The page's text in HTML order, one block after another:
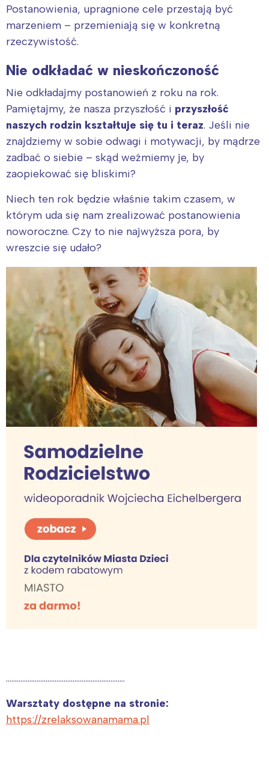
Postanowienia, upragnione cele przestają być
marzeniem – przemieniają się w konkretną
rzeczywistość.
Nie odkładać w nieskończoność
Nie odkładajmy postanowień z roku na rok.
Pamiętajmy, że nasza przyszłość i przyszłość
naszych rodzin kształtuje się tu i teraz. Jeśli nie
znajdziemy w sobie odwagi i motywacji, by mądrze
zadbać o siebie – skąd weźmiemy je, by
zaopiekować się bliskimi?
Niech ten rok będzie właśnie takim czasem, w
którym uda się nam zrealizować postanowienia
noworoczne. Czy to nie najwyższa pora, by
wreszcie się udało?
…………………………………………………………
Warsztaty dostępne na stronie:
https://zrelaksowanamama.pl
Interesują mnie wydarzenia z
tego regionu:
Warszawa
Łódź
Trójmiasto
Poznań
Wrocław
Śląsk
Południe
Północ
Wszystkie
Wybieram